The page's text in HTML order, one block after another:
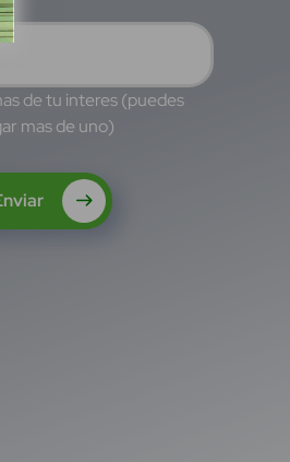
de tu interes (puedes
mas de uno)